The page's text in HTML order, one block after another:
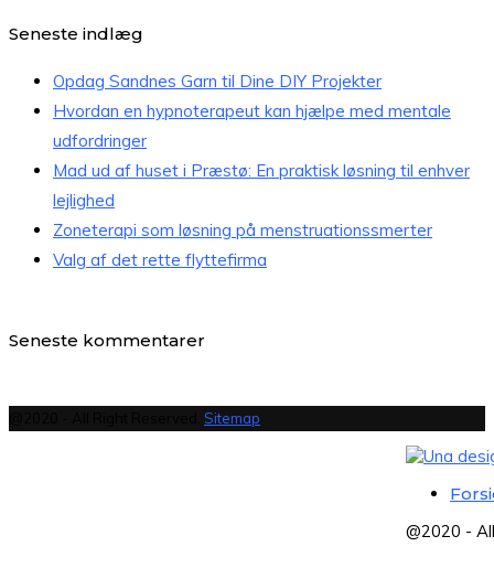
Seneste indlæg
Opdag Sandnes Garn til Dine DIY Projekter
Hvordan en hypnoterapeut kan hjælpe med mentale
udfordringer
Mad ud af huset i Præstø: En praktisk løsning til enhver
lejlighed
Zoneterapi som løsning på menstruationssmerter
Valg af det rette flyttefirma
Seneste kommentarer
Sitemap
@2020 -